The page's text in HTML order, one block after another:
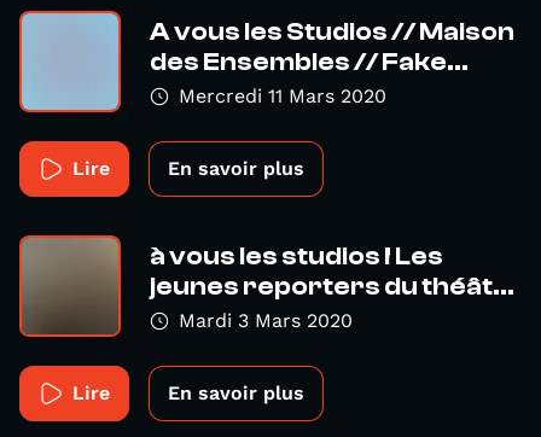
A vous les Studios // Maison
des Ensembles // Fake...
Mercredi 11 Mars 2020
Lire En savoir plus
à vous les studios ! Les
jeunes reporters du théât...
Mardi 3 Mars 2020
Lire En savoir plus